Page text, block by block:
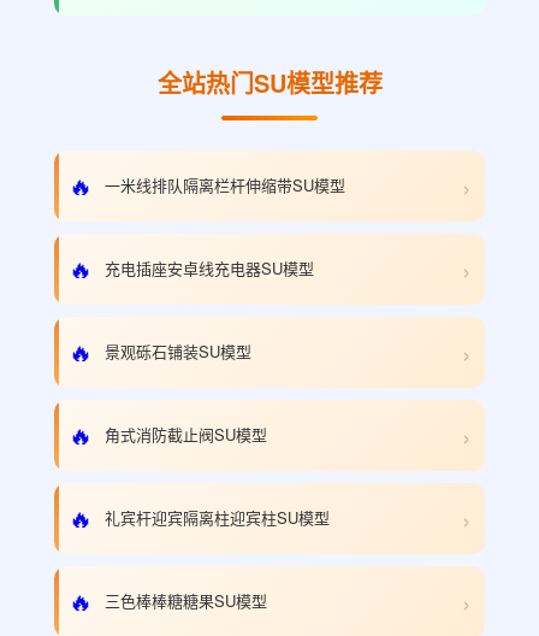
全站热门SU模型推荐
🔥 一米线排队隔离栏杆伸缩带SU模型 ›
🔥 充电插座安卓线充电器SU模型 ›
🔥 景观砾石铺装SU模型 ›
🔥 角式消防截止阀SU模型 ›
🔥 礼宾杆迎宾隔离柱迎宾柱SU模型 ›
🔥 三色棒棒糖糖果SU模型 ›